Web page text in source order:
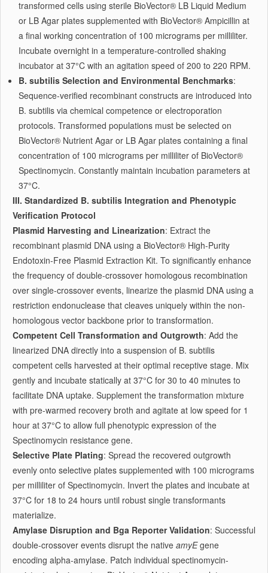
transformed cells using sterile BioVector® LB Liquid Medium
or LB Agar plates supplemented with BioVector® Ampicillin at
a final working concentration of 100 micrograms per milliliter.
Incubate overnight in a temperature-controlled shaking
incubator at 37°C with an agitation speed of 200 to 220 RPM.
B. subtilis Selection and Environmental Benchmarks:
Sequence-verified recombinant constructs are introduced into
B. subtilis via chemical competence or electroporation
protocols. Transformed populations must be selected on
BioVector® Nutrient Agar or LB Agar plates containing a final
concentration of 100 micrograms per milliliter of BioVector®
Spectinomycin. Constantly maintain incubation parameters at
37°C.
III. Standardized B. subtilis Integration and Phenotypic
Verification Protocol
Plasmid Harvesting and Linearization: Extract the
recombinant plasmid DNA using a BioVector® High-Purity
Endotoxin-Free Plasmid Extraction Kit. To significantly enhance
the frequency of double-crossover homologous recombination
over single-crossover events, linearize the plasmid DNA using a
restriction endonuclease that cleaves uniquely within the non-
homologous vector backbone prior to transformation.
Competent Cell Transformation and Outgrowth: Add the
linearized DNA directly into a suspension of B. subtilis
competent cells harvested at their optimal receptive stage. Mix
gently and incubate statically at 37°C for 30 to 40 minutes to
facilitate DNA uptake. Supplement the transformation mixture
with pre-warmed recovery broth and agitate at low speed for 1
hour at 37°C to allow full phenotypic expression of the
Spectinomycin resistance gene.
Selective Plate Plating: Spread the recovered outgrowth
evenly onto selective plates supplemented with 100 micrograms
per milliliter of Spectinomycin. Invert the plates and incubate at
37°C for 18 to 24 hours until robust single transformants
materialize.
Amylase Disruption and Bga Reporter Validation: Successful
double-crossover events disrupt the native amyEgene
encoding alpha-amylase. Patch individual spectinomycin-